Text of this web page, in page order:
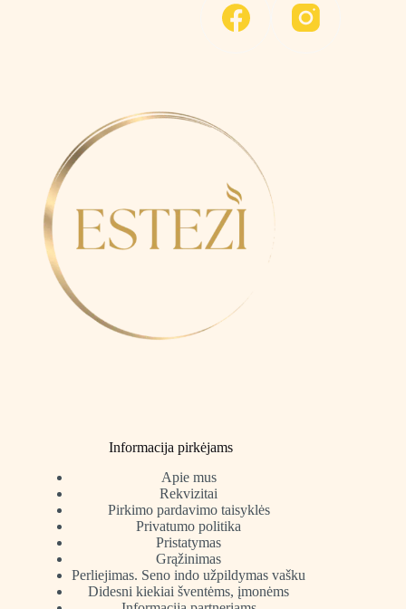
Informacija pirkėjams
Apie mus
Rekvizitai
Pirkimo pardavimo taisyklės
Privatumo politika
Pristatymas
Grąžinimas
Perliejimas. Seno indo užpildymas vašku
Didesni kiekiai šventėms, įmonėms